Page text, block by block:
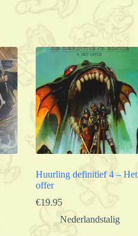
Huurling definitief 4 – Het
offer
€19.95
Nederlandstalig